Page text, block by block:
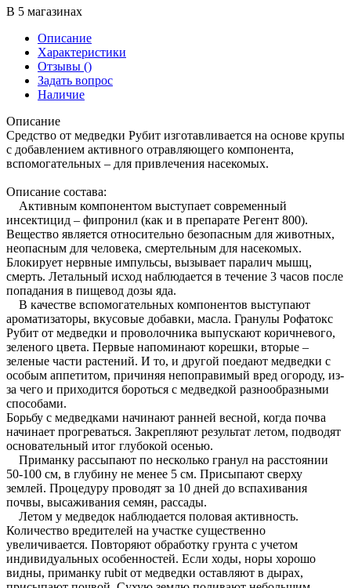
В 5 магазинах
Описание
Характеристики
Отзывы ()
Задать вопрос
Наличие
Описание
Средство от медведки Рубит изготавливается на основе крупы
с добавлением активного отравляющего компонента,
вспомогательных – для привлечения насекомых.
Описание состава:
Активным компонентом выступает современный
инсектицид – фипронил (как и в препарате Регент 800).
Вещество является относительно безопасным для животных,
неопасным для человека, смертельным для насекомых.
Блокирует нервные импульсы, вызывает паралич мышц,
смерть. Летальный исход наблюдается в течение 3 часов после
попадания в пищевод дозы яда.
В качестве вспомогательных компонентов выступают
ароматизаторы, вкусовые добавки, масла. Гранулы Рофатокс
Рубит от медведки и проволочника выпускают коричневого,
зеленого цвета. Первые напоминают корешки, вторые –
зеленые части растений. И то, и другой поедают медведки с
особым аппетитом, причиняя непоправимый вред огороду, из-
за чего и приходится бороться с медведкой разнообразными
способами.
Борьбу с медведками начинают ранней весной, когда почва
начинает прогреваться. Закрепляют результат летом, подводят
основательный итог глубокой осенью.
Приманку рассыпают по несколько гранул на расстоянии
50-100 см, в глубину не менее 5 см. Присыпают сверху
землей. Процедуру проводят за 10 дней до вспахивания
почвы, высаживания семян, рассады.
Летом у медведок наблюдается половая активность.
Количество вредителей на участке существенно
увеличивается. Повторяют обработку грунта с учетом
индивидуальных особенностей. Если ходы, норы хорошо
видны, приманку rubit от медведки оставляют в дырах,